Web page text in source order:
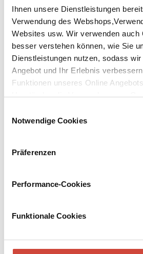
Ihnen unsere Dienstleistungen
Verwendung des
Websites usw. Wir verwenden auch
besser verstehen können, wie Sie
Dienstleistungen nutzen, sodass
Angebot und Ihr Erlebnis
Funktionen unseres Online
Umständen die Verwendung von
Notwendige Cookies
Präferenzen
Performance-Cookies
Funktionale Cookies
Download Bilddatei ↘
Der katholische Ire Diarmuid Devine hat
Phantasie geliebt. Er ist Lehrer in einer
ein gefundenes Fressen, als Geschichten
beginnen … Tatsächlich bahnt sich etwas
Lehrerkollegen …